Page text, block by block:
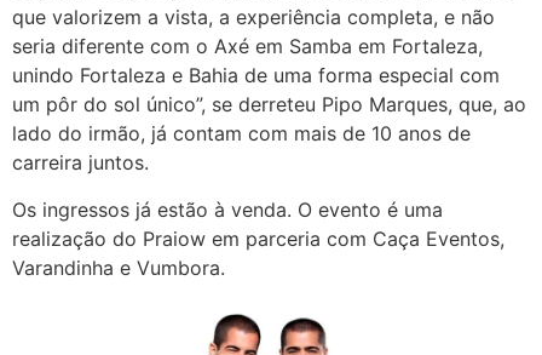
que valorizem a vista, a experiência completa, e não
seria diferente com o Axé em Samba em Fortaleza,
unindo Fortaleza e Bahia de uma forma especial com
um pôr do sol único”, se derreteu Pipo Marques, que, ao
lado do irmão, já contam com mais de 10 anos de
carreira juntos.
Os ingressos já estão à venda. O evento é uma
realização do Praiow em parceria com Caça Eventos,
Varandinha e Vumbora.